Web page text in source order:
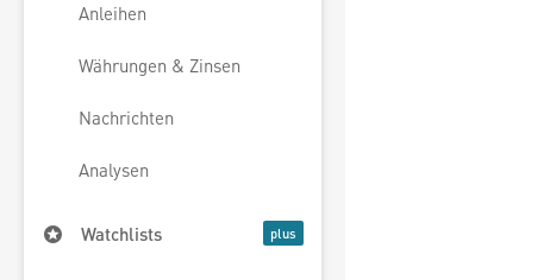
Anleihen
Währungen & Zinsen
Nachrichten
Analysen
Watchlists